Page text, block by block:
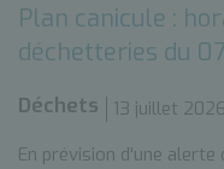
Plan canicule :
déchetteries du
Déchets
13 juillet 2026
En prévision d'une